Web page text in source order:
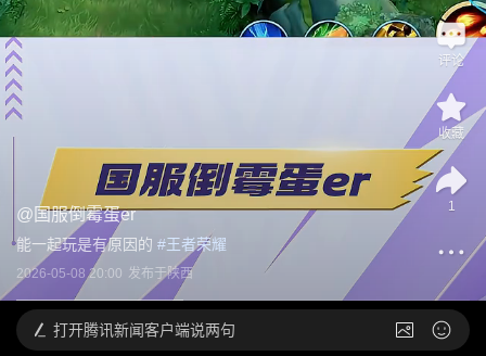
@ 国服倒霉蛋er
能一起玩是有原因的 #王者荣耀
2026-05-08 20:00 发布于陕西
评论
收藏
1
打开腾讯新闻客户端说两句